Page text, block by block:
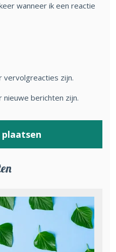
wanneer ik een reactie
vervolgreacties zijn.
nieuwe berichten zijn.